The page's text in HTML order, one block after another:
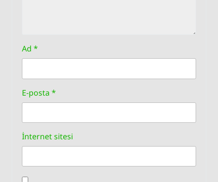
Ad *
E-posta *
İnternet sitesi